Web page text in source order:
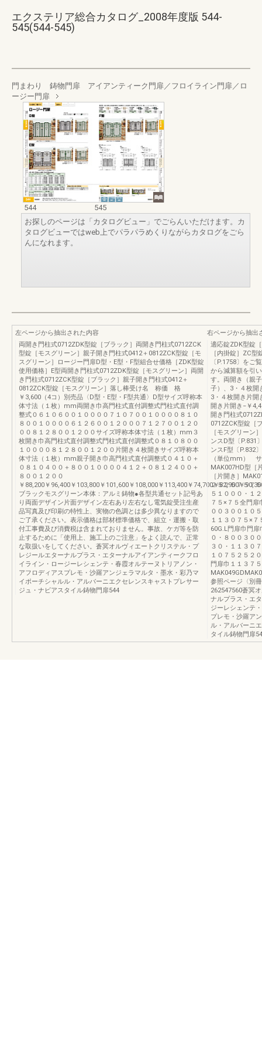
エクステリア総合カタログ_2008年度版 544-
545(544-545)
門まわり 鋳物門扉 アイアンティーク門扉／フロイライン門扉／ロ
ージー門扉
544
545
お探しのページは「カタログビュー」でごらんいただけます。カ
タログビューではweb上でパラパラめくりながらカタログをごら
んになれます。
左ページから抽出された内容
両開き門柱式0712ZDK型錠［ブラック］両開き門柱式0712ZCK
型錠［モスグリーン］親子開き門柱式0412＋0812ZCK型錠［モ
スグリーン］ロージー門扉D型・E型・F型組合せ価格［ZDK型錠
使用価格］E型両開き門柱式0712ZDK型錠［モスグリーン］両開
き門柱式0712ZCK型錠［ブラック］親子開き門柱式0412＋
0812ZCK型錠［モスグリーン］落し棒受け名 称価 格
￥3,600（4コ）別売品〈D型・E型・F型共通〉D型サイズ呼称本
体寸法（１枚）mm両開き巾高門柱式直付調整式門柱式直付調
整式０６１０６００１００００７１０７００１００００８１０
８００１００００６１２６００１２０００７１２７００１２０
００８１２８００１２００サイズ呼称本体寸法（１枚）mm３
枚開き巾高門柱式直付調整式門柱式直付調整式０８１０８００
１００００８１２８００１２００片開き４枚開きサイズ呼称本
体寸法（１枚）mm親子開き巾高門柱式直付調整式０４１０＋
０８１０４００＋８００１００００４１２＋０８１２４００＋
８００１２００
￥88,200￥96,400￥103,800￥101,600￥108,000￥113,400￥74,700￥82,900￥
ブラックモスグリーン本体：アルミ鋳物●各型共通セット記号あ
り両面デザイン片面デザイン左右あり左右なし電気錠受注生産
品写真及び印刷の特性上、実物の色調とは多少異なりますので
ご了承ください。表示価格は部材標準価格で、組立・運搬・取
付工事費及び消費税は含まれておりません。事故、ケガ等を防
止するために「使用上、施工上のご注意」をよく読んで、正常
な取扱いをしてください。蒼冥オルヴィエートクリステル・プ
レジールエターナルプラス・エターナルアイアンティークフロ
イライン・ロージーレシェンテ・春霞オルテーヌトリアノン・
アフロディアスプレモ・沙羅アンジェラマルタ・墨水・彩乃マ
イポーチシャルル・アルバーニエクセレンスキャストプレサー
ジュ・ナビアスタイル鋳物門扉544
右ページから抽出
適応錠ZDK型錠
［内掛錠］ZC
〔P.1758〕をご
から減算額を引
す。両開き（親
子）、3・４枚開
3・４枚開き片開
開き片開き−￥
開き門柱式
0712ZCK型錠［
［モスグリーン
ンスD型〔P.831
ンスF型〔P.832
（単位mm） サ
MAK007HD型［
［片開き］
２５２５７５７
５１０００・１
７５×７５全門
００３００１０
１１３０７５×
60G.L門扉巾門
０・８００３０
３０・１１３０
１０７５２５２
門扉巾１１３７
参照ページ〈別
262547560蒼冥
ナルプラス・エ
ジーレシェンテ
プレモ・沙羅ア
ル・アルバーニ
タイル鋳物門扉